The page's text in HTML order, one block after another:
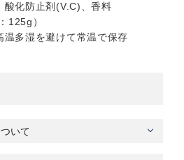
酸化防止剤(V.C)、香料
125g）
多湿を避けて常温で保存
いて